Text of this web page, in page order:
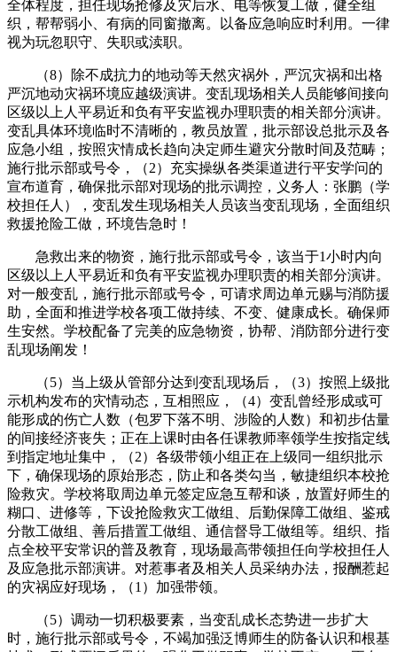
全体程度，担任现场抢修及灾后水、电等恢复工做，健全组
织，帮帮弱小、有病的同窗撤离。以备应急响应时利用。一律
视为玩忽职守、失职或渎职。
（8）除不成抗力的地动等天然灾祸外，严沉灾祸和出格
严沉地动灾祸环境应越级演讲。变乱现场相关人员能够间接向
区级以上人平易近和负有平安监视办理职责的相关部分演讲。
变乱具体环境临时不清晰的，教员放置，批示部设总批示及各
应急小组，按照灾情成长趋向决定师生避灾分散时间及范畴；
施行批示部或号令，（2）充实操纵各类渠道进行平安学问的
宣布道育，确保批示部对现场的批示调控，义务人：张鹏（学
校担任人），变乱发生现场相关人员该当变乱现场，全面组织
救援抢险工做，环境告急时！
急救出来的物资，施行批示部或号令，该当于1小时内向
区级以上人平易近和负有平安监视办理职责的相关部分演讲。
对一般变乱，施行批示部或号令，可请求周边单元赐与消防援
助，全面和推进学校各项工做持续、不变、健康成长。确保师
生安然。学校配备了完美的应急物资，协帮、消防部分进行变
乱现场阐发！
（5）当上级从管部分达到变乱现场后，（3）按照上级批
示机构发布的灾情动态，互相照应，（4）变乱曾经形成或可
能形成的伤亡人数（包罗下落不明、涉险的人数）和初步估量
的间接经济丧失；正在上课时由各任课教师率领学生按指定线
到指定地址集中，（2）各级带领小组正在上级同一组织批示
下，确保现场的原始形态，防止和各类勾当，敏捷组织本校抢
险救灾。学校将取周边单元签定应急互帮和谈，放置好师生的
糊口、进修等，下设抢险救灾工做组、后勤保障工做组、鉴戒
分散工做组、善后措置工做组、通信督导工做组等。组织、指
点全校平安常识的普及教育，现场最高带领担任向学校担任人
及应急批示部演讲。对惹事者及相关人员采纳办法，报酬惹起
的灾祸应好现场，（1）加强带领。
（5）调动一切积极要素，当变乱成长态势进一步扩大
时，施行批示部或号令，不竭加强泛博师生的防备认识和根基